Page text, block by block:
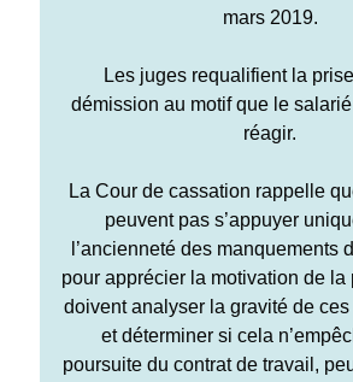
mars 2019.
Les juges requalifient la
démission au motif que le
réagir.
La Cour de cassation rappelle
peuvent pas s’appuyer
l’ancienneté des manquements
pour apprécier la motivation de la
doivent analyser la gravité de
et déterminer si cela
poursuite du contrat de travail,